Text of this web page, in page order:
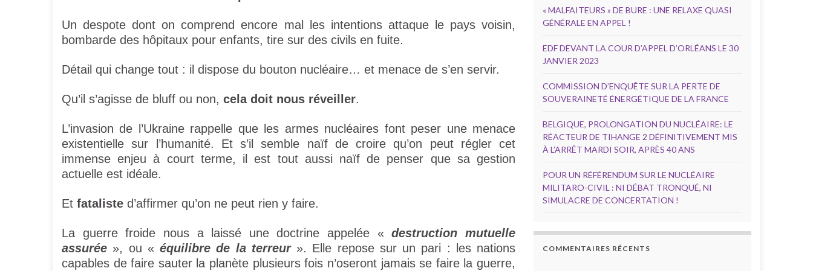
Un despote dont on comprend encore mal les intentions attaque le pays voisin,
bombarde des hôpitaux pour enfants, tire sur des civils en fuite.
Détail qui change tout : il dispose du bouton nucléaire… et menace de s’en servir.
Qu’il s’agisse de bluff ou non, cela doit nous réveiller.
L’invasion de l’Ukraine rappelle que les armes nucléaires font peser une menace
existentielle sur l’humanité. Et s’il semble naïf de croire qu’on peut régler cet
immense enjeu à court terme, il est tout aussi naïf de penser que sa gestion
actuelle est idéale.
Et fataliste d’affirmer qu’on ne peut rien y faire.
La guerre froide nous a laissé une doctrine appelée «destruction mutuelle
assurée », ou « équilibre de la terreur ». Elle repose sur un pari : les nations
capables de faire sauter la planète plusieurs fois n’oseront jamais se faire la guerre,
« MALFAITEURS » DE BURE : UNE RELAXE QUASI
GÉNÉRALE EN APPEL !
EDF DEVANT LA COUR D’APPEL D’ORLÉANS LE 30
JANVIER 2023
COMMISSION D’ENQUÊTE SUR LA PERTE DE
SOUVERAINETÉ ÉNERGÉTIQUE DE LA FRANCE
BELGIQUE, PROLONGATION DU NUCLÉAIRE: LE
RÉACTEUR DE TIHANGE 2 DÉFINITIVEMENT MIS
À L’ARRÊT MARDI SOIR, APRÈS 40 ANS
POUR UN RÉFÉRENDUM SUR LE NUCLÉAIRE
MILITARO-CIVIL : NI DÉBAT TRONQUÉ, NI
SIMULACRE DE CONCERTATION !
COMMENTAIRES RÉCENTS